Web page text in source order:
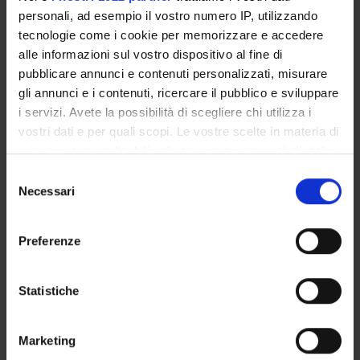
personali, ad esempio il vostro numero IP, utilizzando
tecnologie come i cookie per memorizzare e accedere
alle informazioni sul vostro dispositivo al fine di
pubblicare annunci e contenuti personalizzati, misurare
gli annunci e i contenuti, ricercare il pubblico e sviluppare
i servizi. Avete la possibilità di scegliere chi utilizza i
vostri dati e per quali scopi. Le vostre scelte in materia di
privacy sono applicabili solo su questa proprietà digitale
modificare o revocare il proprio consenso in qualsiasi
momento dalla Dichiarazione sui cookie o facendo clic
raccogliere informazioni sulla tua posizione
geografica, con un'approssimazione di qualche
Identificare il tuo dispositivo, scansionandolo
delNecessari
Preferenze
Statistiche
Marketing
Incaricato alla ricerca
Lidia Del Piccolo
Professore ordinario
Michele Tansella
Christa Zimmermann
Incaricato alla ricerca
Psichiatria